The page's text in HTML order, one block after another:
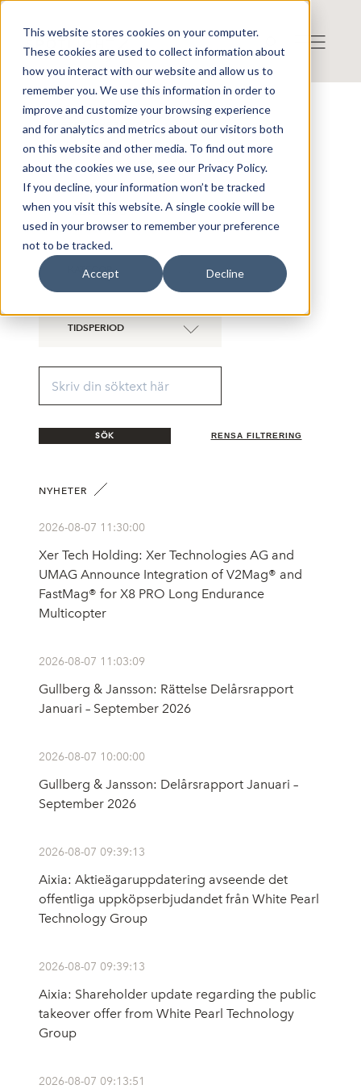
This website stores cookies on your computer.
These cookies are used to collect information about
how you interact with our website and allow us to
remember you. We use this information in order to
improve and customize your browsing experience
and for analytics and metrics about our visitors both
on this website and other media. To find out more
about the cookies we use, see our Privacy Policy.
If you decline, your information won’t be tracked
when you visit this website. A single cookie will be
used in your browser to remember your preference
not to be tracked.
Accept Decline
NYHETER ÖVERSIKT
Visa även historiska bolag
ALLA BOLAG
KATEGORI
TIDSPERIOD
SÖK RENSA FILTRERING
NYHETER
2026-08-07 11:30:00
Xer Tech Holding: Xer Technologies AG and
UMAG Announce Integration of V2Mag® and
FastMag® for X8 PRO Long Endurance
Multicopter
2026-08-07 11:03:09
Gullberg & Jansson: Rättelse Delårsrapport
Januari – September 2026
2026-08-07 10:00:00
Gullberg & Jansson: Delårsrapport Januari –
September 2026
2026-08-07 09:39:13
Aixia: Aktieägaruppdatering avseende det
offentliga uppköpserbjudandet från White Pearl
Technology Group
2026-08-07 09:39:13
Aixia: Shareholder update regarding the public
takeover offer from White Pearl Technology
Group
2026-08-07 09:13:51